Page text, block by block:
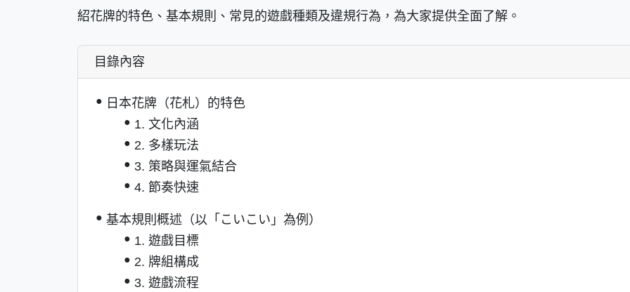
紹花牌的特色、基本規則、常見的遊戲種類及違規行為，為大家提供全面了解。
目錄內容
日本花牌（花札）的特色
1. 文化內涵
2. 多樣玩法
3. 策略與運氣結合
4. 節奏快速
基本規則概述（以「こいこい」為例）
1. 遊戲目標
2. 牌組構成
3. 遊戲流程